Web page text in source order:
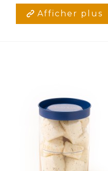
Afficher plus